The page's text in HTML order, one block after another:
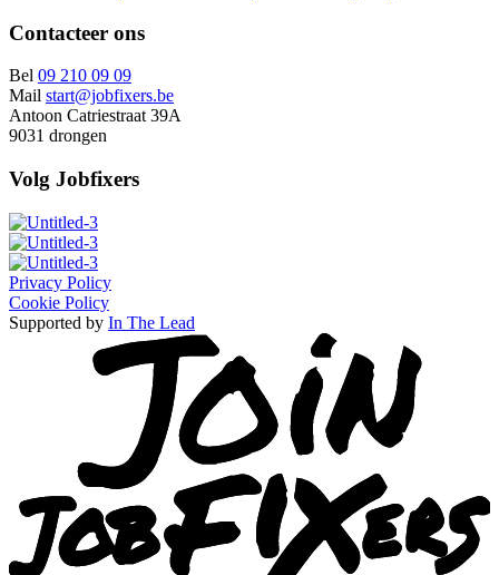
Contacteer ons
Bel 09 210 09 09
Mail start@jobfixers.be
Antoon Catriestraat 39A
9031 drongen
Volg Jobfixers
Privacy Policy
Cookie Policy
Supported by In The Lead